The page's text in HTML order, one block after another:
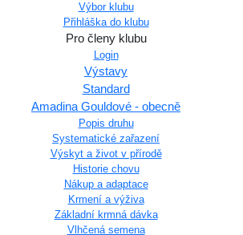
Výbor klubu
Přihláška do klubu
Pro členy klubu
Login
Výstavy
Standard
Amadina Gouldové - obecně
Popis druhu
Systematické zařazení
Výskyt a život v přírodě
Historie chovu
Nákup a adaptace
Krmení a výživa
Základní krmná dávka
Vlhčená semena